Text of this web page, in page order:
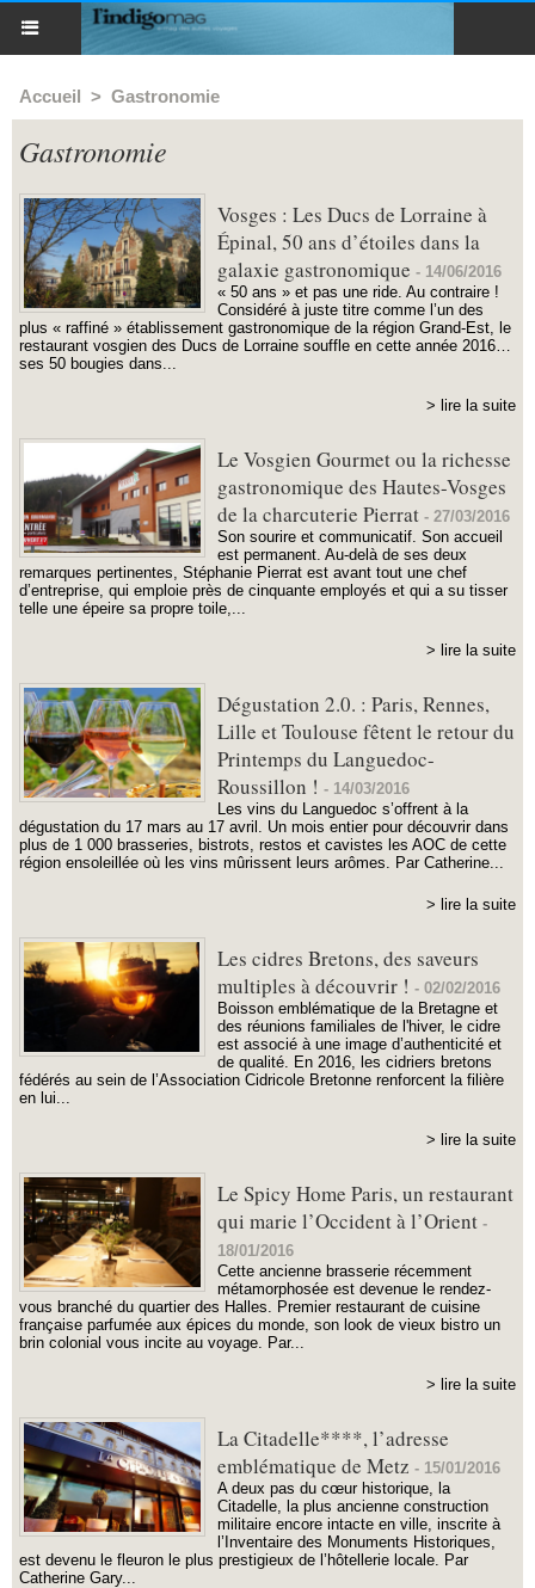
Accueil > Gastronomie
Gastronomie
Vosges : Les Ducs de Lorraine à
Épinal, 50 ans d’étoiles dans la
galaxie gastronomique- 14/06/2016
« 50 ans » et pas une ride. Au contraire !
Considéré à juste titre comme l’un des
plus « raffiné » établissement gastronomique de la région Grand-Est, le
restaurant vosgien des Ducs de Lorraine souffle en cette année 2016…
ses 50 bougies dans...
> lire la suite
Le Vosgien Gourmet ou la richesse
gastronomique des Hautes-Vosges
de la charcuterie Pierrat - 27/03/2016
Son sourire et communicatif. Son accueil
est permanent. Au-delà de ses deux
remarques pertinentes, Stéphanie Pierrat est avant tout une chef
d’entreprise, qui emploie près de cinquante employés et qui a su tisser
telle une épeire sa propre toile,...
> lire la suite
Dégustation 2.0. : Paris, Rennes,
Lille et Toulouse fêtent le retour du
Printemps du Languedoc-
Roussillon ! - 14/03/2016
Les vins du Languedoc s’offrent à la
dégustation du 17 mars au 17 avril. Un mois entier pour découvrir dans
plus de 1 000 brasseries, bistrots, restos et cavistes les AOC de cette
région ensoleillée où les vins mûrissent leurs arômes. Par Catherine...
> lire la suite
Les cidres Bretons, des saveurs
multiples à découvrir ! - 02/02/2016
Boisson emblématique de la Bretagne et
des réunions familiales de l'hiver, le cidre
est associé à une image d’authenticité et
de qualité. En 2016, les cidriers bretons
fédérés au sein de l’Association Cidricole Bretonne renforcent la filière
en lui...
> lire la suite
Le Spicy Home Paris, un restaurant
qui marie l’Occident à l’Orient -
18/01/2016
Cette ancienne brasserie récemment
métamorphosée est devenue le rendez-
vous branché du quartier des Halles. Premier restaurant de cuisine
française parfumée aux épices du monde, son look de vieux bistro un
brin colonial vous incite au voyage. Par...
> lire la suite
La Citadelle****, l’adresse
emblématique de Metz - 15/01/2016
A deux pas du cœur historique, la
Citadelle, la plus ancienne construction
militaire encore intacte en ville, inscrite à
l’Inventaire des Monuments Historiques,
est devenu le fleuron le plus prestigieux de l’hôtellerie locale. Par
Catherine Gary...